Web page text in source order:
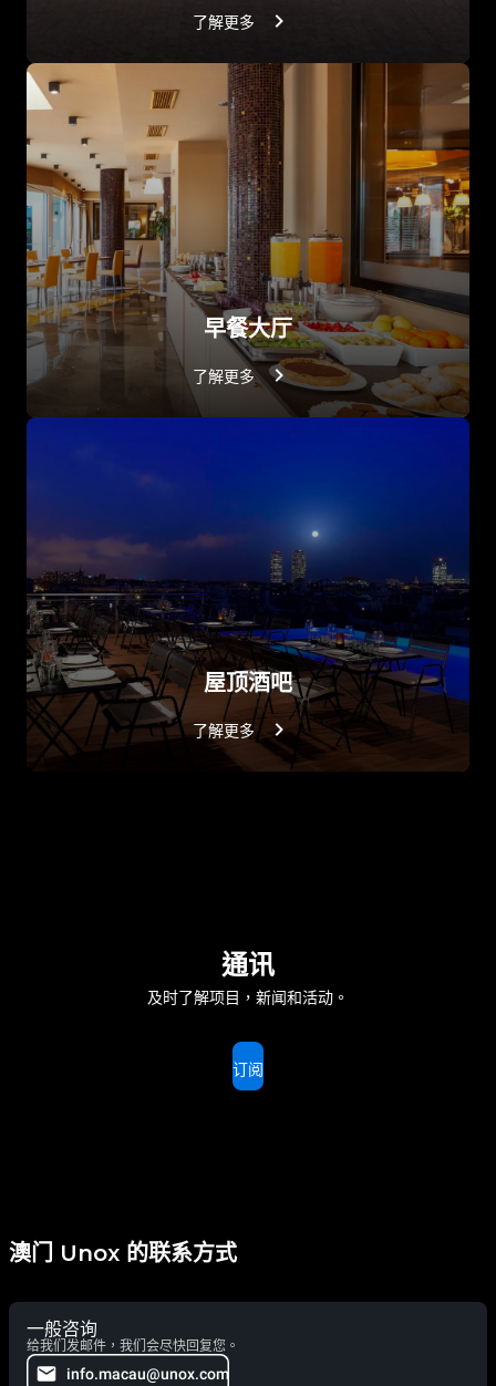
了解更多
早餐大厅
了解更多
屋顶酒吧
了解更多
通讯
及时了解项目，新闻和活动。
订阅
澳门 Unox 的联系方式
一般咨询
给我们发邮件，我们会尽快回复您。
info.macau@unox.com